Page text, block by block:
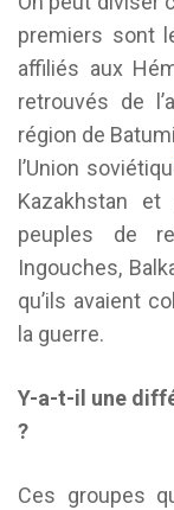
premiers sont
affiliés aux
retrouvés de
région de
l’Union
Kazakhstan et
peuples de
Ingouches,
qu’ils avaient
la guerre.
Y-a-t-il une
?
Ces groupes